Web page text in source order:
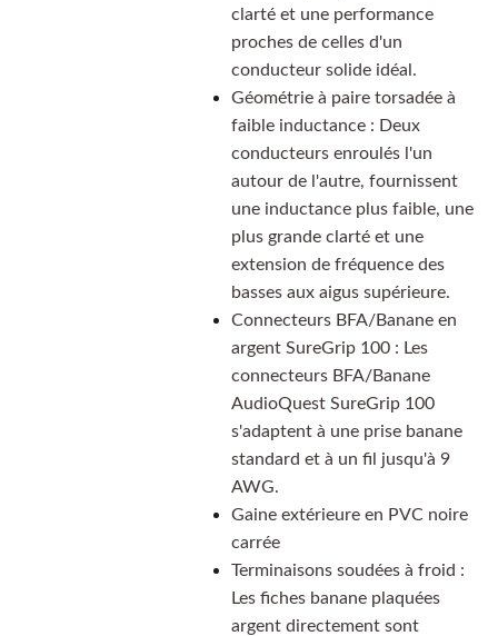
clarté et une performance
proches de celles d'un
conducteur solide idéal.
Géométrie à paire torsadée à
faible inductance : Deux
conducteurs enroulés l'un
autour de l'autre, fournissent
une inductance plus faible, une
plus grande clarté et une
extension de fréquence des
basses aux aigus supérieure.
Connecteurs BFA/Banane en
argent SureGrip 100 : Les
connecteurs BFA/Banane
AudioQuest SureGrip 100
s'adaptent à une prise banane
standard et à un fil jusqu'à 9
AWG.
Gaine extérieure en PVC noire
carrée
Terminaisons soudées à froid :
Les fiches banane plaquées
argent directement sont